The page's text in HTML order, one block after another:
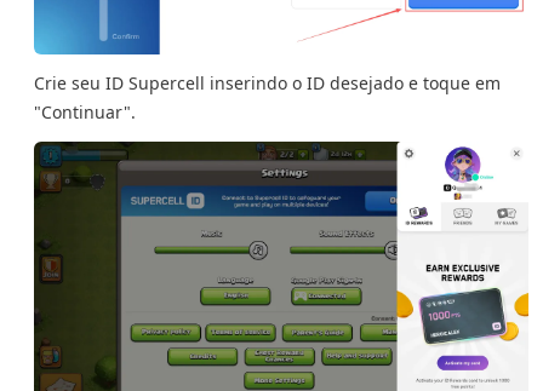
Crie seu ID Supercell inserindo o ID desejado e toque em
"Continuar".